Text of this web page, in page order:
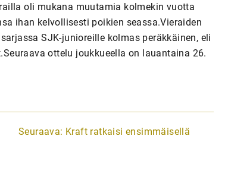
oli mukana muutamia kolmekin vuotta
ihan kelvollisesti poikien seassa.Vieraiden
SJK-junioreille kolmas peräkkäinen, eli
ottelu joukkueella on lauantaina 26.
Seuraava: Kraft ratkaisi ensimmäisellä